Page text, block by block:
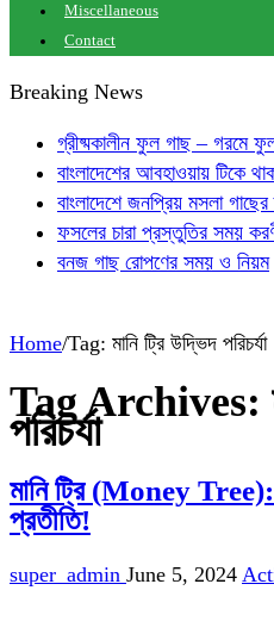
Miscellaneous
Contact
Breaking News
গ্রীষ্মকালীন ফুল গাছ – গরমে
বাংলাদেশের আবহাওয়ায় টিকে
বাংলাদেশে জনপ্রিয় মসলা
ফসলের চারা প্রস্তুতির সময়
বনজ গাছ রোপণের সময় ও নিয়ম
Home/Tag: মানি ট্রি উদ্ভিদ পরিচর্যা
Tag Archives:
পরিচর্যা
মানি ট্রি (Money Tree):
প্রতীতি!
super_admin June 5, 2024